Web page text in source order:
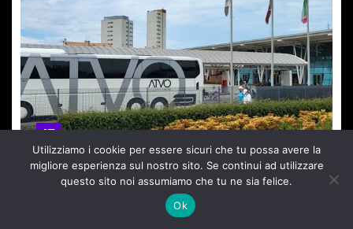
TRASPORTO IN SICUREZZA, CONFERMATO IL
SERVIZIO PER LE NOTTI DI AGOSTO: DEFINITI
Utilizziamo i cookie per essere sicuri che tu possa avere la
migliore esperienza sul nostro sito. Se continui ad utilizzare
questo sito noi assumiamo che tu ne sia felice.
Ok